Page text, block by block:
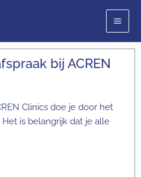
bij ACREN
Clinics doe je door het
is belangrijk dat je alle